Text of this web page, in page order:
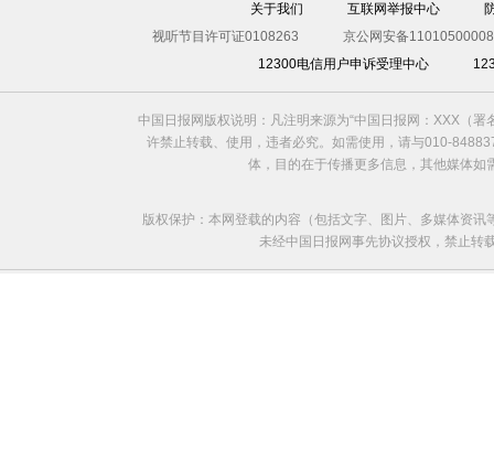
关于我们 互联网举报中心
视听节目许可证0108263
京公网安备
12300电信用户申诉受理中心
中国日报网版权说明：凡注明来源为“中国日报网：XXX（
许禁止转载、使用，违者必究。如需使用，请与010-
体，目的在于传播更多信息，其他媒体
版权保护：本网登载的内容（包括文字、图片、多媒体资
未经中国日报网事先协议授权，禁止转